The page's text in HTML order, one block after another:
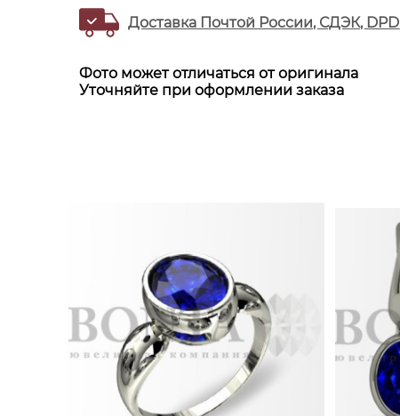
Доставка Почтой России, СДЭК, DPD
Фото может отличаться от оригинала
Уточняйте при оформлении заказа